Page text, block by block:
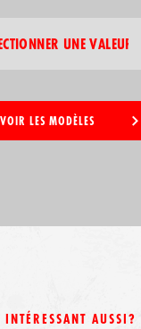
VOIR LES MODÈLES
INTÉRESSANT AUSSI?